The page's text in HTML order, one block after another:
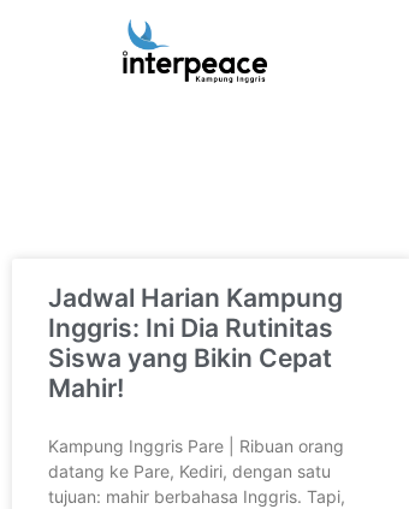
Jadwal Harian Kampung
Inggris: Ini Dia Rutinitas
Siswa yang Bikin Cepat
Mahir!
Kampung Inggris Pare | Ribuan orang
datang ke Pare, Kediri, dengan satu
tujuan: mahir berbahasa Inggris. Tapi,